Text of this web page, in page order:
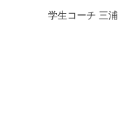
学生コーチ 三浦